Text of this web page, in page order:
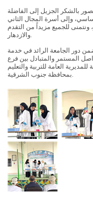
بالشكر الجزيل إلى الفاضلة
وإلى أسرة المجال الثاني
ونتمنى للجميع مزيداً من التقدم
والازدهار.
دور الجامعة الرائد في خدمة
المستمر والمتبادل بين فرع
العامة للتربية والتعليم
بمحافظة جنوب الشرقية.